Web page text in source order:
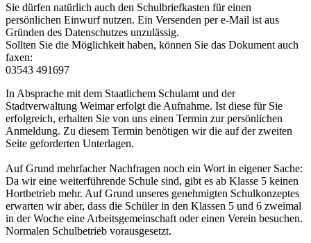
Sie dürfen natürlich auch den Schulbriefkasten für einen
persönlichen Einwurf nutzen. Ein Versenden per e-Mail ist aus
Gründen des Datenschutzes unzulässig.
Sollten Sie die Möglichkeit haben, können Sie das Dokument auch
faxen:
03543 491697
In Absprache mit dem Staatlichem Schulamt und der
Stadtverwaltung Weimar erfolgt die Aufnahme. Ist diese für Sie
erfolgreich, erhalten Sie von uns einen Termin zur persönlichen
Anmeldung. Zu diesem Termin benötigen wir die auf der zweiten
Seite geforderten Unterlagen.
Auf Grund mehrfacher Nachfragen noch ein Wort in eigener Sache:
Da wir eine weiterführende Schule sind, gibt es ab Klasse 5 keinen
Hortbetrieb mehr. Auf Grund unseres genehmigten Schulkonzeptes
erwarten wir aber, dass die Schüler in den Klassen 5 und 6 zweimal
in der Woche eine Arbeitsgemeinschaft oder einen Verein besuchen.
Normalen Schulbetrieb vorausgesetzt.